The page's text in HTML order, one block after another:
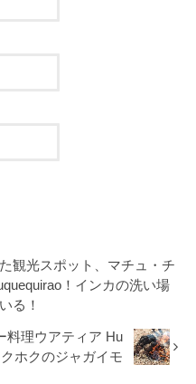
観光スポット、マチュ・チ
！インカの洗い場
る！
料理ウアティア Hu
ホクのジャガイモ